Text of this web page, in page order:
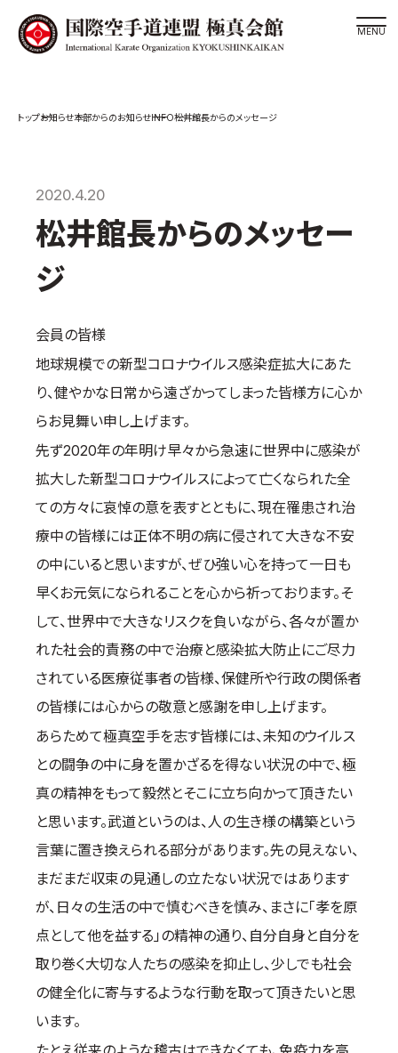
大山倍達総裁 紹介
松井章奎館長 紹介
役員紹介
各委員会紹介
国際空手道連盟について
お知らせ
本部からのお知らせ
支部からのお知らせ
公式大会
公式記録
試合規則
入門のご案内
青少年部・保護者の方へ
取材のお申し込み
よくある質問
本サイトについて
プライバシーポリシー
サイトマップ
Language
日本語
お知らせ本部からのお知らせINFO松井館長からのメッセージ
2020.4.20
松井館長からのメッセー
ジ
会員の皆様
地球規模での新型コロナウイルス感染症拡大にあた
り、健やかな日常から遠ざかってしまった皆様方に心か
らお見舞い申し上げます。
先ず2020年の年明け早々から急速に世界中に感染が
拡大した新型コロナウイルスによって亡くなられた全
ての方々に哀悼の意を表すとともに、現在罹患され治
療中の皆様には正体不明の病に侵されて大きな不安
の中にいると思いますが、ぜひ強い心を持って一日も
早くお元気になられることを心から祈っております。そ
して、世界中で大きなリスクを負いながら、各々が置か
れた社会的責務の中で治療と感染拡大防止にご尽力
されている医療従事者の皆様、保健所や行政の関係者
の皆様には心からの敬意と感謝を申し上げます。
あらためて極真空手を志す皆様には、未知のウイルス
との闘争の中に身を置かざるを得ない状況の中で、極
真の精神をもって毅然とそこに立ち向かって頂きたい
と思います。武道というのは、人の生き様の構築という
言葉に置き換えられる部分があります。先の見えない、
まだまだ収束の見通しの立たない状況ではあります
が、日々の生活の中で慎むべきを慎み、まさに「孝を原
点として他を益する」の精神の通り、自分自身と自分を
取り巻く大切な人たちの感染を抑止し、少しでも社会
の健全化に寄与するような行動を取って頂きたいと思
います。